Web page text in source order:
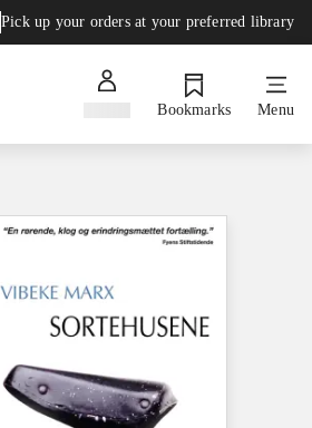
Pick up your orders at your preferred library
Bookmarks Menu